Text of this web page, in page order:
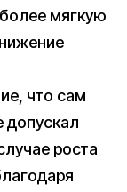
мягкую
что сам
допускал
роста